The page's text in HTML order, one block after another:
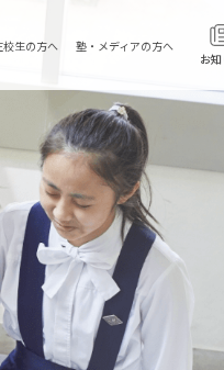
お
校生の方へ 塾・メディアの方へ